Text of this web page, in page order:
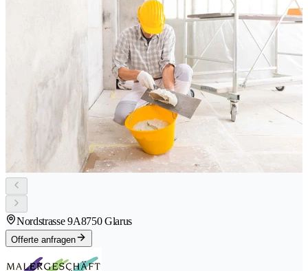
Nordstrasse 9A8750 Glarus
Offerte anfragen